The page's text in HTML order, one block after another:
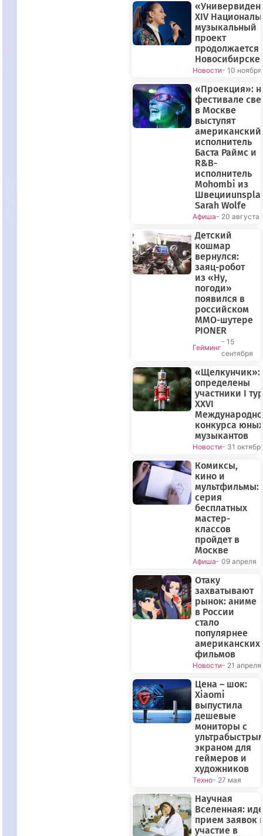
XIV
музыкальный
проект
продолжается
Новосибирске
Новости- 10 ноября
«Проекция»:
фестивале
в Москве
выступят
американский
исполнитель
Баста Раймс и
R&B-
исполнитель
Mohombi из
Sarah Wolfe
Афиша- 20 августа
Детский
кошмар
вернулся:
заяц-робот
из «Ну,
погоди»
появился в
российском
MMO-шутере
PIONER
Гейминг
- 15
сентября
«Щелкунчик»:
определены
участники I
XXVI
конкурса юных
музыкантов
Новости- 31
Комиксы,
кино и
мультфильмы:
серия
бесплатных
мастер-
классов
пройдет в
Москве
Афиша- 09 апреля
Отаку
захватывают
рынок: аниме
в России
стало
популярнее
американских
фильмов
Новости- 21 апреля
Цена – шок:
Xiaomi
выпустила
дешевые
мониторы с
экраном для
геймеров и
художников
Техно- 27 мая
Научная
Вселенная:
прием заявок
участие в